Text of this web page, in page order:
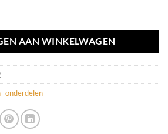
AAN WINKELWAGEN
-onderdelen